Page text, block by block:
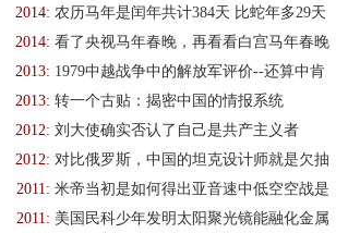
2014: 农历马年是闰年共计384天 比蛇年多29天
2014: 看了央视马年春晚，再看看白宫马年春晚
2013: 1979中越战争中的解放军评价--还算中肯
2013: 转一个古贴：揭密中国的情报系统
2012: 刘大使确实否认了自己是共产主义者
2012: 对比俄罗斯，中国的坦克设计师就是欠抽
2011: 米帝当初是如何得出亚音速中低空空战是
2011: 美国民科少年发明太阳聚光镜能融化金属